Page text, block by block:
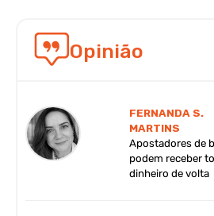
Opinião
FERNANDA S.
MARTINS
Apostadores de
podem receber
dinheiro de volta